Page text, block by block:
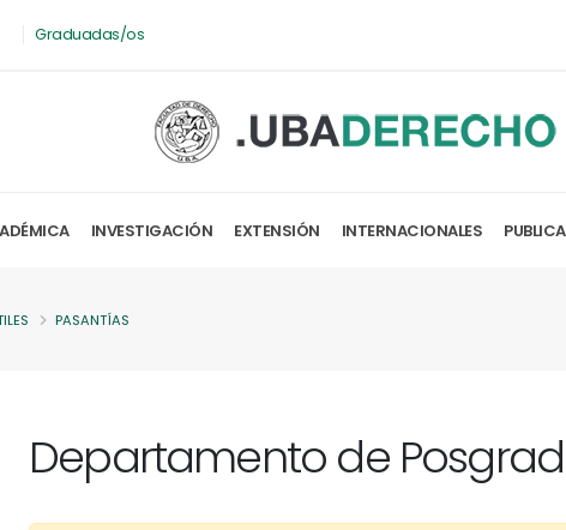
Graduadas/os
INVESTIGACIÓN EXTENSIÓN INTERNACIONALES
PASANTÍAS
Departamento de